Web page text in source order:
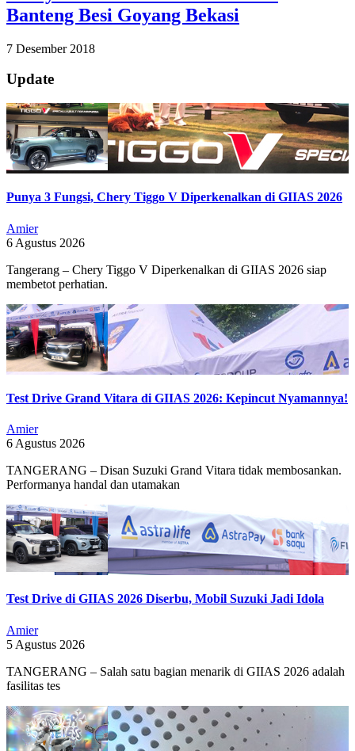
Banteng Besi Goyang Bekasi
2018-
07
7 Desember 2018
Update
Punya 3 Fungsi, Chery Tiggo V Diperkenalkan di GIIAS 2026
Amier
6 Agustus 2026
Tangerang – Chery Tiggo V Diperkenalkan di GIIAS 2026 siap
membetot perhatian.
Test Drive Grand Vitara di GIIAS 2026: Kepincut Nyamannya!
Amier
6 Agustus 2026
TANGERANG – Disan Suzuki Grand Vitara tidak membosankan.
Performanya handal dan utamakan
Test Drive di GIIAS 2026 Diserbu, Mobil Suzuki Jadi Idola
Amier
5 Agustus 2026
TANGERANG – Salah satu bagian menarik di GIIAS 2026 adalah
fasilitas tes